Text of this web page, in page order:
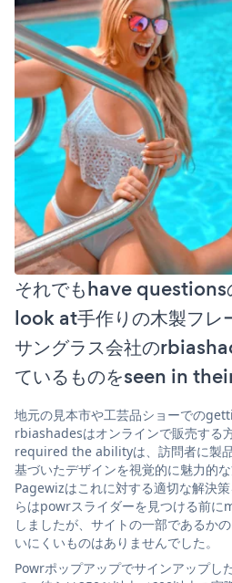
それでもhave questions
look at手作りの木製フレ
サングラス会社の
ているものをseen in
地元の見本市や工芸品ショーでの
rbiashadesはオンラインで販売する
required the abilityは、訪問者に製
基づいたデザインを視覚的に魅力的
Pagewizはこれに対する適切な解決
らはpowrスライダーを見つける前
しましたが、サイトの一部であるか
いにくいものはありませんでした。
Powrポップアップでサインアップ